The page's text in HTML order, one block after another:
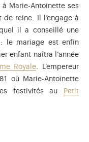
à Marie-Antoinette ses
de reine. Il l’engage à
il a conseillé une
le mariage est enfin
enfant naîtra l’année
Royale. L’empereur
où Marie-Antoinette
festivités au
Petit